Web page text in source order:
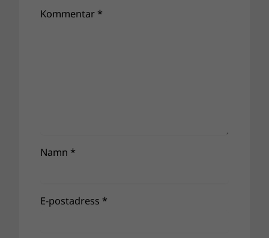
Kommentar *
Namn *
E-postadress *